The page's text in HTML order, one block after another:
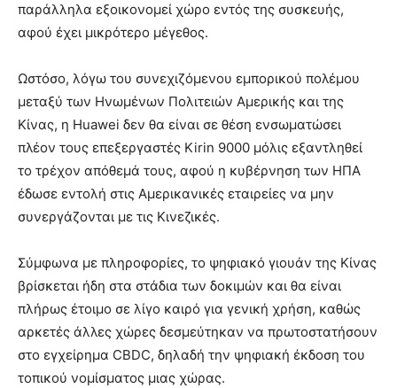
παράλληλα εξοικονομεί χώρο εντός της συσκευής,
αφού έχει μικρότερο μέγεθος.
Ωστόσο, λόγω του συνεχιζόμενου εμπορικού πολέμου
μεταξύ των Ηνωμένων Πολιτειών Αμερικής και της
Κίνας, η Huawei δεν θα είναι σε θέση ενσωματώσει
πλέον τους επεξεργαστές Kirin 9000 μόλις εξαντληθεί
το τρέχον απόθεμά τους, αφού η κυβέρνηση των ΗΠΑ
έδωσε εντολή στις Αμερικανικές εταιρείες να μην
συνεργάζονται με τις Κινεζικές.
Σύμφωνα με πληροφορίες, το ψηφιακό γιουάν της Κίνας
βρίσκεται ήδη στα στάδια των δοκιμών και θα είναι
πλήρως έτοιμο σε λίγο καιρό για γενική χρήση, καθώς
αρκετές άλλες χώρες δεσμεύτηκαν να πρωτοστατήσουν
στο εγχείρημα CBDC, δηλαδή την ψηφιακή έκδοση του
τοπικού νομίσματος μιας χώρας.